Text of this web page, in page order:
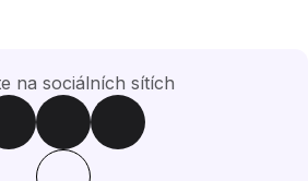
na sociálních sítích